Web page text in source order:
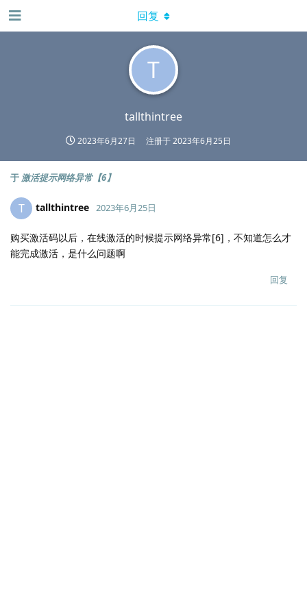
T
tallthintree
2023年6月27日 注册于2023年6月25日
回复
于 激活提示网络异常【6】
T tallthintree 2023年6月25日
购买激活码以后，在线激活的时候提示网络异常[6]，不知道怎么才
能完成激活，是什么问题啊
回复